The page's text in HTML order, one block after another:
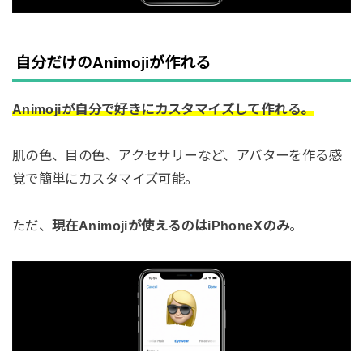
自分だけのAnimojiが作れる
Animojiが自分で好きにカスタマイズして作れる。
肌の色、目の色、アクセサリーなど、アバターを作る感
覚で簡単にカスタマイズ可能。
ただ、現在Animojiが使えるのはiPhoneXのみ。